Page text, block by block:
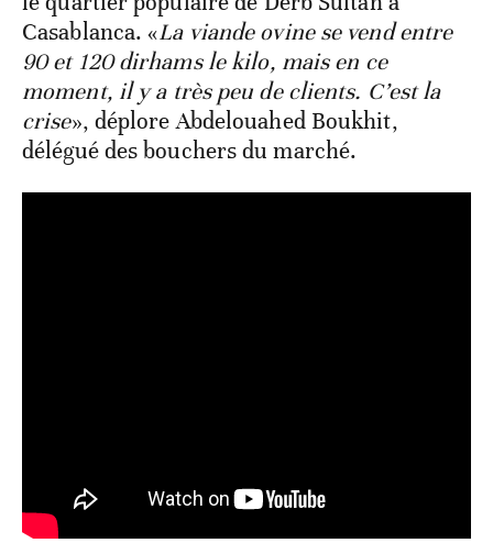
Casablanca. «La viande ovine se vend entre
90 et 120 dirhams le kilo, mais en ce
moment, il y a très peu de clients. C’est la
crise», déplore Abdelouahed Boukhit,
délégué des bouchers du marché.